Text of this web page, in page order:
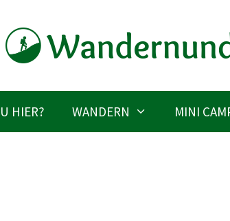
HIER? WANDERN MINI